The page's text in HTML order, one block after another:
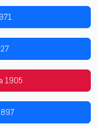
1905